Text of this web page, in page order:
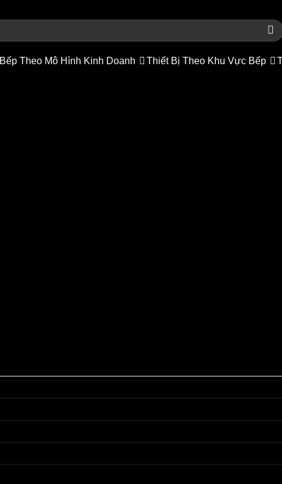
Bếp Theo Mô Hình Kinh Doanh Thiết Bị Theo Khu Vực Bếp